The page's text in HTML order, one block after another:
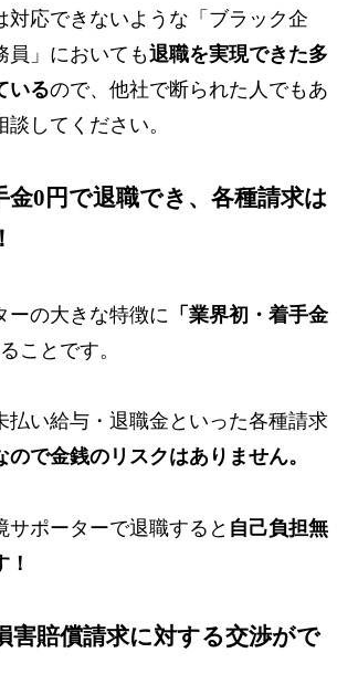
対応できないような 「ブラック企
員」 においても退職を実現できた多
いるので、他社で断られた人でもあ
してください。
金0円で退職でき、各種請求は
ーの大きな特徴に 「業界初・ 着手金
ことです。
払い給与・退職金といった各種請求
ので金銭のリスクはありません。
サポーターで退職すると 自己負担無
害賠償請求に対する交渉がで